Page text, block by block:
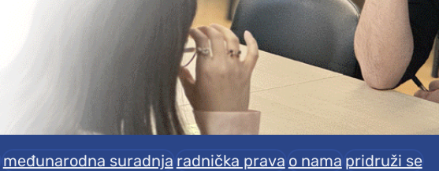
međunarodna suradnja radnička prava o nama pridruži se